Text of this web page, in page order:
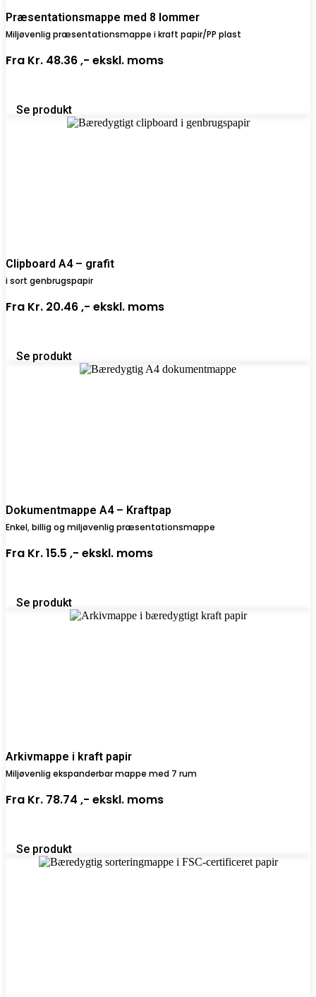
Præsentationsmappe med 8 lommer
Miljøvenlig præsentationsmappe i kraft papir/PP plast
Fra Kr. 48.36 ,- ekskl. moms
Se produkt
Clipboard A4 – grafit
i sort genbrugspapir
Fra Kr. 20.46 ,- ekskl. moms
Se produkt
Dokumentmappe A4 – Kraftpap
Enkel, billig og miljøvenlig præsentationsmappe
Fra Kr. 15.5 ,- ekskl. moms
Se produkt
Arkivmappe i kraft papir
Miljøvenlig ekspanderbar mappe med 7 rum
Fra Kr. 78.74 ,- ekskl. moms
Se produkt